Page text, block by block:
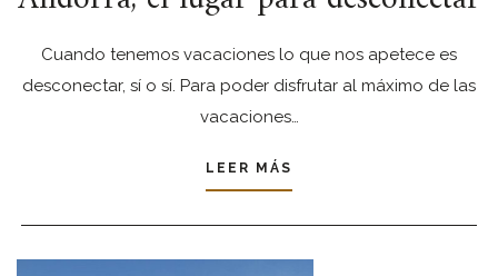
Cuando tenemos vacaciones lo que nos apetece es
desconectar, sí o sí. Para poder disfrutar al máximo de las
vacaciones…
LEER MÁS